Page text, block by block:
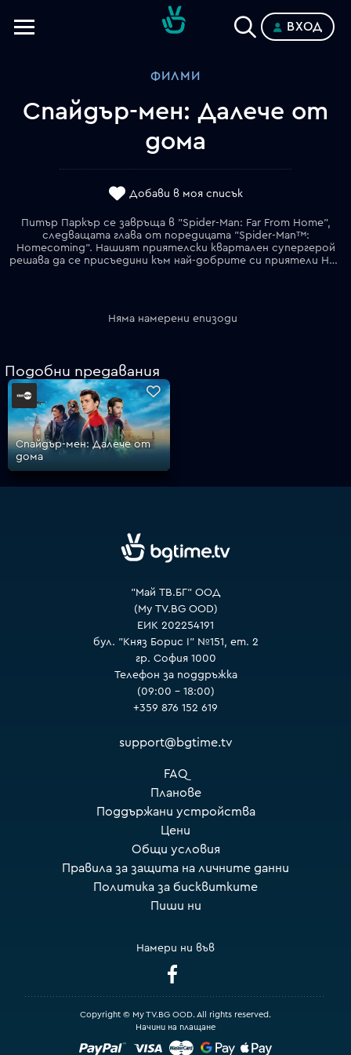
VOYO
ВХОД
ФИЛМИ
Спайдър-мен: Далечe от
дома
Добави в моя списък
Питър Паркър се завръща в "Spider-Man: Far From Home",
следващата глава от поредицата "Spider-Man™:
Homecoming". Нашият приятелски квартален супергерой
решава да се присъедини към най-добрите си приятели Нед, МДжей и останалите от групата за ваканция в Европа. Обаче, планът на Питър да остави супергеройството настрана за няколко седмици бързо пропада, когато неохотно приема да помогне на Ник Фюри да разкрие мистерията на няколко нападения от елементални същества, които всяват хаос из целия континент!
Няма намерени епизоди
Подобни предавания
Спайдър-мен: Далечe от
дома
"Май ТВ.БГ" ООД
(My TV.BG OOD)
ЕИК 202254191
бул. "Княз Борис I" №151, ет. 2
гр. София 1000
Телефон за поддръжка
(09:00 – 18:00)
+359 876 152 619
support@bgtime.tv
FAQ
Планове
Поддържани устройства
Цени
Общи условия
Правила за защита на личните данни
Политика за бисквитките
Пиши ни
Намери ни във
Начини на плащане
Copyright © My TV.BG OOD. All rights reserved.